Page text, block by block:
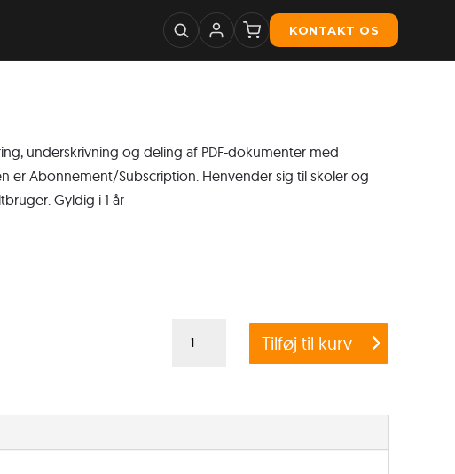
KONTAKT OS
underskrivning og deling af PDF-dokumenter med
er Abonnement/Subscription. Henvender sig til skoler og
Gyldig i 1 år
antal
Tilføj til kurv